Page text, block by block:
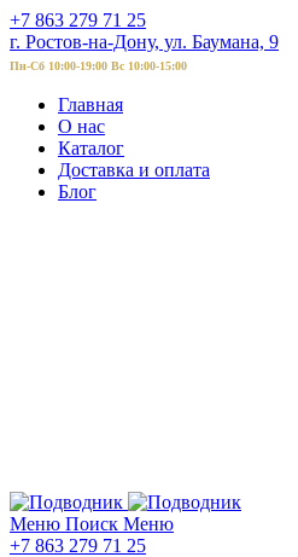
+7 863 279 71 25
г. Ростов-на-Дону, ул. Баумана, 9
Пн-Сб 10:00-19:00 Вс 10:00-15:00
Главная
О нас
Каталог
Доставка и оплата
Блог
Меню Поиск Меню
+7 863 279 71 25